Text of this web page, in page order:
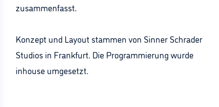
zusammenfasst.
Konzept und Layout stammen von Sinner Schrader
Studios in Frankfurt. Die Programmierung wurde
inhouse umgesetzt.